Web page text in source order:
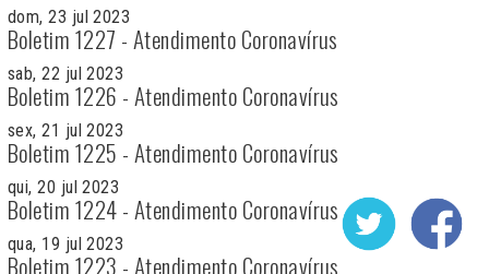
dom, 23 jul 2023
Boletim 1227 - Atendimento Coronavírus
sab, 22 jul 2023
Boletim 1226 - Atendimento Coronavírus
sex, 21 jul 2023
Boletim 1225 - Atendimento Coronavírus
qui, 20 jul 2023
Boletim 1224 - Atendimento Coronavírus
qua, 19 jul 2023
Boletim 1223 - Atendimento Coronavírus